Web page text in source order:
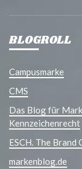
BLOGROLL
Campusmarke
CMS
Das Blog für
Kennzeichenrecht
ESCH. The
markenblog.de